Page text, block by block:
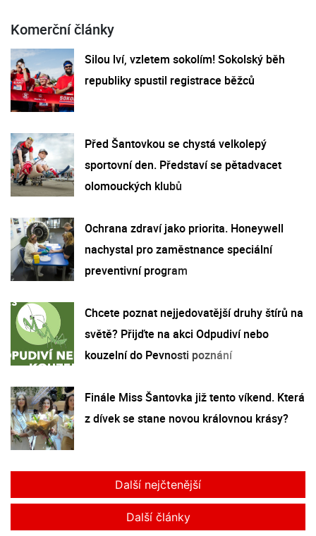
Komerční články
Silou lví, vzletem sokolím! Sokolský běh
republiky spustil registrace běžců
Před Šantovkou se chystá velkolepý
sportovní den. Představí se pětadvacet
olomouckých klubů
Ochrana zdraví jako priorita. Honeywell
nachystal pro zaměstnance speciální
preventivní program
Chcete poznat nejjedovatější druhy štírů na
světě? Přijďte na akci Odpudiví nebo
kouzelní do Pevnosti poznání
Finále Miss Šantovka již tento víkend. Která
z dívek se stane novou královnou krásy?
Další nejčtenější
Další články